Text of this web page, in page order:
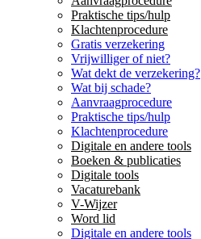
Praktische tips/hulp
Klachtenprocedure
Gratis verzekering
Vrijwilliger of niet?
Wat dekt de verzekering?
Wat bij schade?
Aanvraagprocedure
Praktische tips/hulp
Klachtenprocedure
Digitale en andere tools
Boeken & publicaties
Digitale tools
Vacaturebank
V-Wijzer
Word lid
Digitale en andere tools